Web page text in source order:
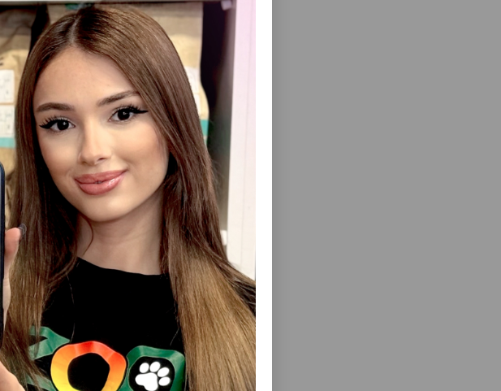
Hamısını Gör
TRIXIE COLOUR-SHAMPOO AĞ
VƏ AÇIQ TONLU ITLƏR ÜÇÜN 250 ML.
BIO PETACTIVE ALOE VERA SHAMPOO
İTLƏR ÜÇÜN ALOE VERA EKSTRAKTI ILƏ